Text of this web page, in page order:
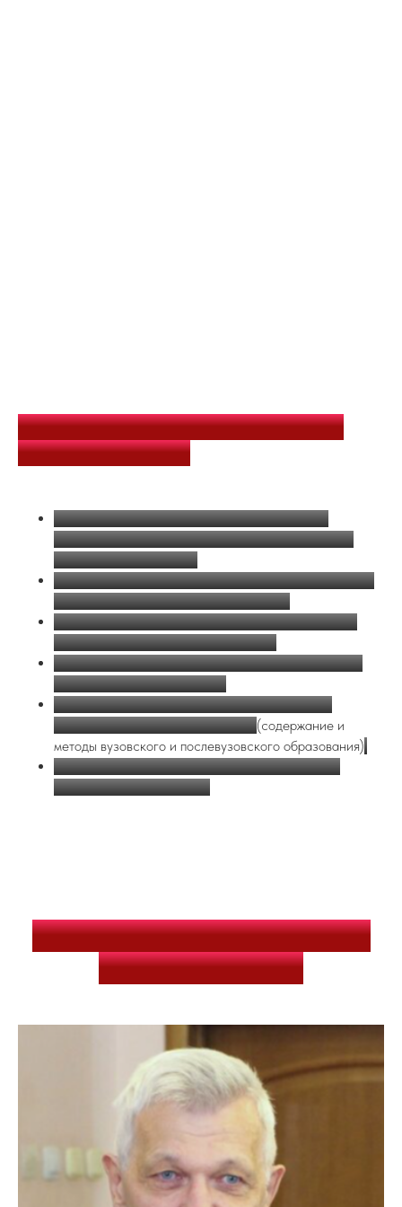
ТЕМАТИЧЕСКИЕ НАПРАВЛЕНИЯ
КОНФЕРЕНЦИИ:
Концептуальные основания, методы и техники
психологического консультирования: от ремесла к
мастерству и искусству;
Терапевтический альянс как развивающийся процесс
и инструмент психологической помощи;
Возможности и ограничения консультирования при
использовании цифровых технологий;
Агрегаторы психологических услуг как новая среда
профессиональной практики;
Профессиональное становление и личностное
развитие психолога консультанта(содержание и
методы вузовского и послевузовского образования);
Риски профессии: стратегии профессиональной
поддержки и самопомощи.
ПРОГРАММНЫЙ КОМИТЕТ
КОНФЕРЕНЦИИ